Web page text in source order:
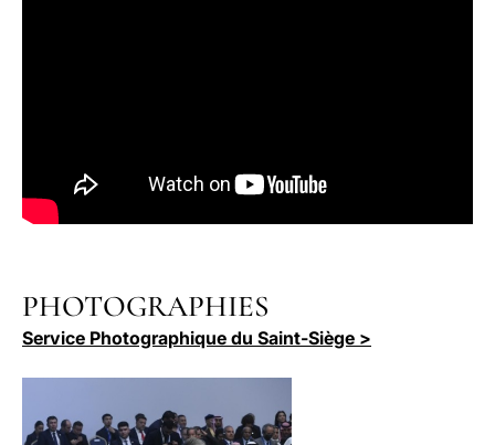
PHOTOGRAPHIES
Service Photographique du Saint-Siège >